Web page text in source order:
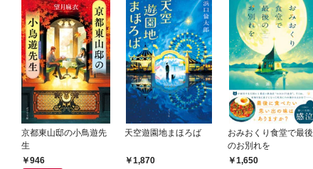
京都東山邸の小鳥遊先
生
946
天空遊園地まほろば
1,870
おみおくり食堂で最後
のお別れを
1,650